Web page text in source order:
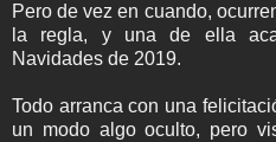
Pero de vez en cuando,
la regla, y una de ella
Navidades de 2019.
Todo arranca con una
un modo algo oculto, pero